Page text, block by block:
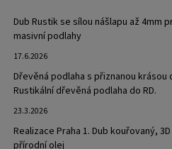
Dub Rustik se sílou nášlapu až 4mm
masivní podlahy
17.6.2026
Dřevěná podlaha s přiznanou krásou
Rustikální dřevěná podlaha do RD.
23.3.2026
Realizace Praha 1. Dub kouřovaný,
přírodní olej